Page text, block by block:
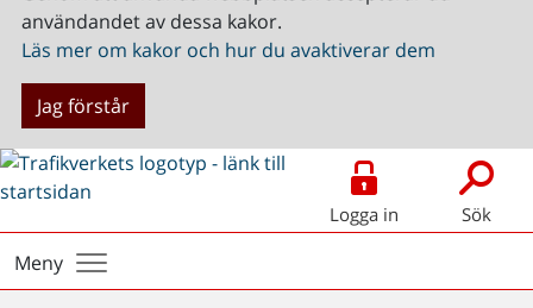
användandet av dessa kakor.
Läs mer om kakor och hur du avaktiverar dem
Jag förstår
Logga in Sök
Meny